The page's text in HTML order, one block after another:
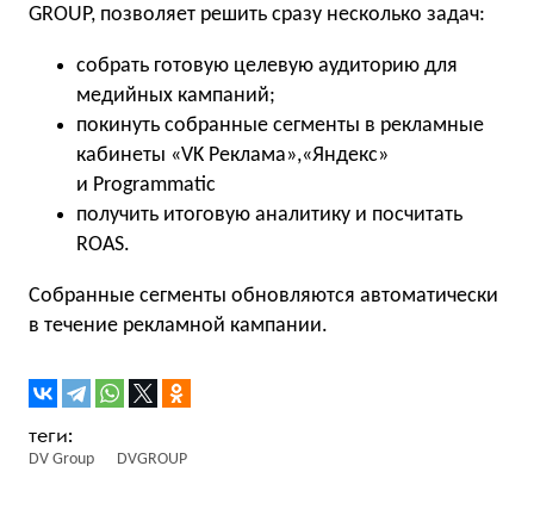
GROUP, позволяет решить сразу несколько задач:
собрать готовую целевую аудиторию для
медийных кампаний;
покинуть собранные сегменты в рекламные
кабинеты «VK Реклама»,«Яндекс»
и Programmatic
получить итоговую аналитику и посчитать
ROAS.
Собранные сегменты обновляются автоматически
в течение рекламной кампании.
DV Group DVGROUP